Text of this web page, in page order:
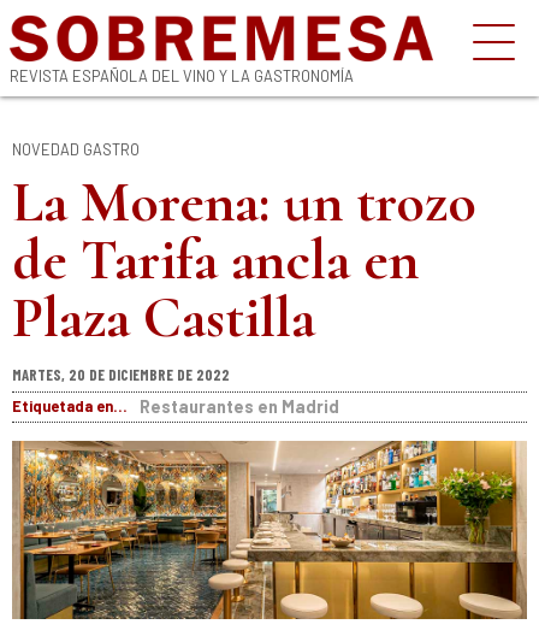
REVISTA ESPAÑOLA DEL VINO Y LA GASTRONOMÍA
NOVEDAD GASTRO
La Morena: un trozo
de Tarifa ancla en
Plaza Castilla
MARTES, 20 DE DICIEMBRE DE 2022
Etiquetada en...
Restaurantes en Madrid